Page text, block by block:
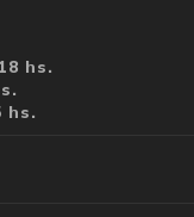
hs.
hs.